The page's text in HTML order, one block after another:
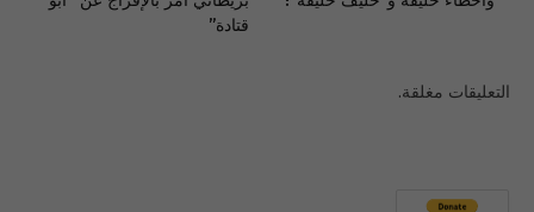
قتادة”
التعليقات مغلقة.